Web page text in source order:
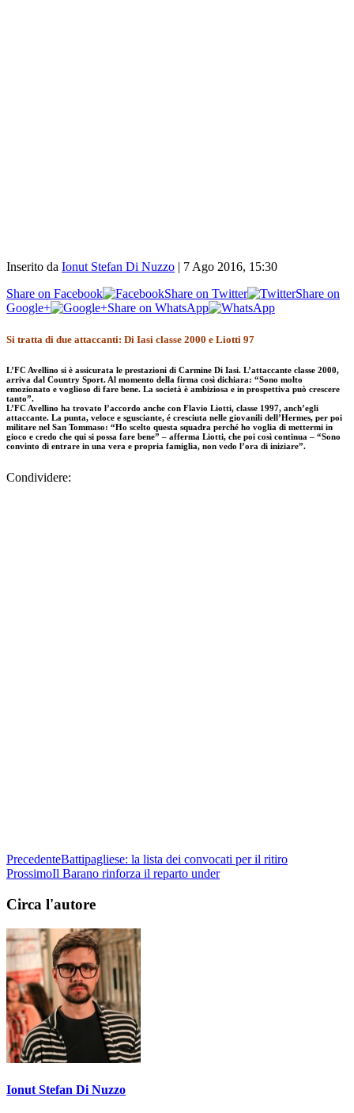
Inserito da Ionut Stefan Di Nuzzo | 7 Ago 2016, 15:30
Share on Facebook
Share on Twitter
Share on
Google+
Share on WhatsApp
Si tratta di due attaccanti: Di Iasi classe 2000 e Liotti 97
L’FC Avellino si è assicurata le prestazioni di Carmine Di Iasi. L’attaccante classe 2000,
arriva dal Country Sport. Al momento della firma così dichiara: “Sono molto
emozionato e voglioso di fare bene. La società è ambiziosa e in prospettiva può crescere
tanto”.
L’FC Avellino ha trovato l’accordo anche con Flavio Liotti, classe 1997, anch’egli
attaccante. La punta, veloce e sgusciante, é cresciuta nelle giovanili dell’Hermes, per poi
militare nel San Tommaso: “Ho scelto questa squadra perché ho voglia di mettermi in
gioco e credo che qui si possa fare bene” – afferma Liotti, che poi così continua – “Sono
convinto di entrare in una vera e propria famiglia, non vedo l’ora di iniziare”.
Condividere:
PrecedenteBattipagliese: la lista dei convocati per il ritiro
ProssimoIl Barano rinforza il reparto under
Circa l'autore
Ionut Stefan Di Nuzzo